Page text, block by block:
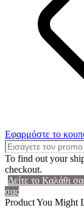
Εφαρμόστε το
To find out your
checkout.
Δείτε το Καλάθι
σας
Product You Might